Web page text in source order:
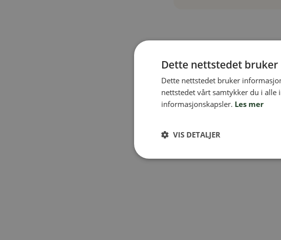
Dette nettstedet
Dette nettstedet bruker
nettstedet vårt samtykker du i
informasjonskapsler. Les mer
VIS DETALJER